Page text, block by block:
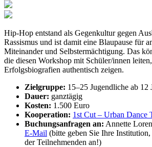
Hip-Hop entstand als Gegenkultur gegen
Rassismus und ist damit eine Blaupause für
Miteinander und Selbstermächtigung. Das
die diesen Workshop mit Schüler/innen
Erfolgsbiografien authentisch zeigen.
Zielgruppe: 15–25 Jugendliche ab 12
Dauer: ganztägig
Kosten: 1.500 Euro
Kooperation: 1st Cut – Urban Dance
Buchungsanfragen an: Annette
E-Mail (bitte geben Sie Ihre
der Teilnehmenden an!)